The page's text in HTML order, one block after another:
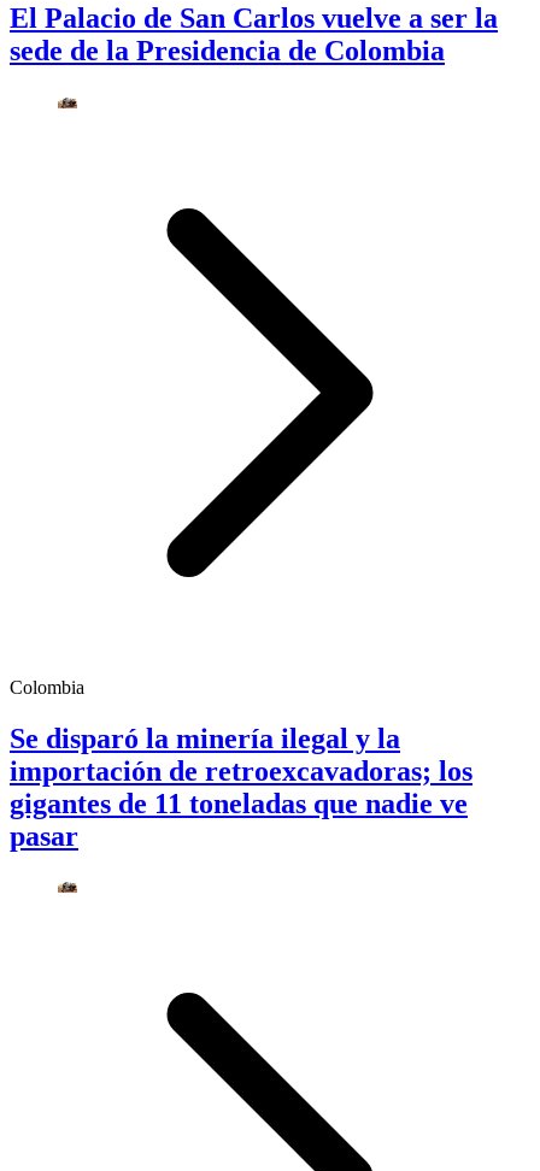
El Palacio de San Carlos vuelve a ser la
sede de la Presidencia de Colombia
Colombia
Se disparó la minería ilegal y la
importación de retroexcavadoras; los
gigantes de 11 toneladas que nadie ve
pasar